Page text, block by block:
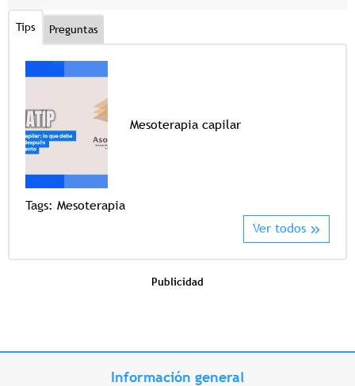
Tips Preguntas
Mesoterapia capilar
Tags: Mesoterapia
Ver todos
Publicidad
Información general